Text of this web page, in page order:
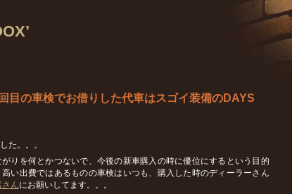
目の車検でお借りした代車はスゴイ装備のDAYS
た。。。
りを何とかつないで、今後の新車購入の時に優位にするという目的
高い出費ではあるものの車検はいつも、購入した時のディーラーさん
んにお願いしてます。。。